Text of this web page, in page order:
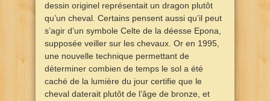
dessin originel représentait un dragon plutôt
qu’un cheval. Certains pensent aussi qu’il peut
s’agir d’un symbole Celte de la déesse Epona,
supposée veiller sur les chevaux. Or en 1995,
une nouvelle technique permettant de
déterminer combien de temps le sol a été
caché de la lumière du jour certifie que le
cheval daterait plutôt de l’âge de bronze, et